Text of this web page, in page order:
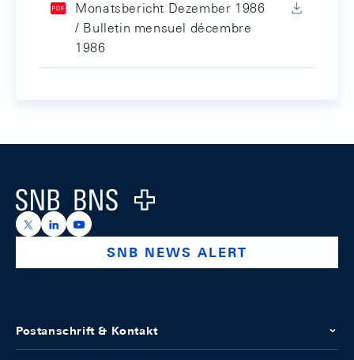
Monatsbericht Dezember 1986
/ Bulletin mensuel décembre
1986
Logo
https://x.com/snb_bns
https://ch.linkedin.com/company/swiss-national-
https://www.youtube.com/@swissnationalbank
SNB NEWS ALERT
Postanschrift & Kontakt